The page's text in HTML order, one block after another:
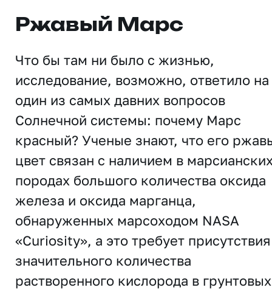
Ржавый Марс
Что бы там ни было с жизнью,
исследование, возможно, ответило на
один из самых давних вопросов
Солнечной системы: почему Марс
красный? Ученые знают, что его
цвет связан с наличием в
породах большого количества оксида
железа и оксида марганца,
обнаруженных марсоходом NASA
«Curiosity», а это требует присутствия
значительного количества
растворенного кислорода в грунтовых